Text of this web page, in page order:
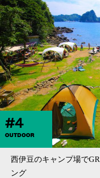
#4
OUTDOOR
西伊豆のキャンプ場で
ング